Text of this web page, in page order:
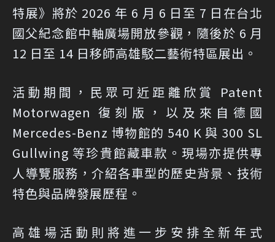
特展》將於 2026 年 6 月 6 日至 7 日在台北
國父紀念館中軸廣場開放參觀，隨後於 6 月
12 日至 14 日移師高雄駁二藝術特區展出。
活動期間，民眾可近距離欣賞 Patent
Motorwagen 復刻版，以及來自德國
Mercedes-Benz 博物館的 540 K 與 300 SL
Gullwing 等珍貴館藏車款。現場亦提供專
人導覽服務，介紹各車型的歷史背景、技術
特色與品牌發展歷程。
高雄場活動則將進一步安排全新年式